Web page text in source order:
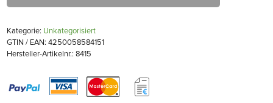
Kategorie: Unkategorisiert
GTIN / EAN: 4250058584151
Hersteller-Artikelnr.: 8415